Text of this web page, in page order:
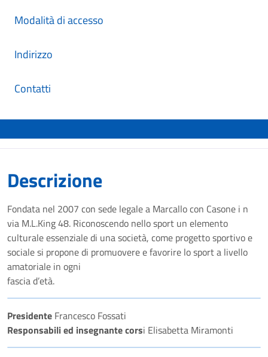
Modalità di accesso
Indirizzo
Contatti
Descrizione
Fondata nel 2007 con sede legale a Marcallo con Casone i n
via M.L.King 48. Riconoscendo nello sport un elemento
culturale essenziale di una società, come progetto sportivo e
sociale si propone di promuovere e favorire lo sport a livello
amatoriale in ogni
fascia d’età.
Presidente Francesco Fossati
Responsabili ed insegnante corsi Elisabetta Miramonti